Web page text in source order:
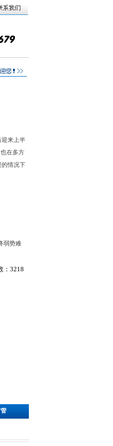
来上半
在多方
情况下
弱势难
3218